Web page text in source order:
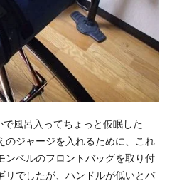
風呂入ってちょっと仮眠した
のジャージを入れるために、これ
ンベルのフロントバッグを取り付
リでしたが、ハンドルが低いとバ